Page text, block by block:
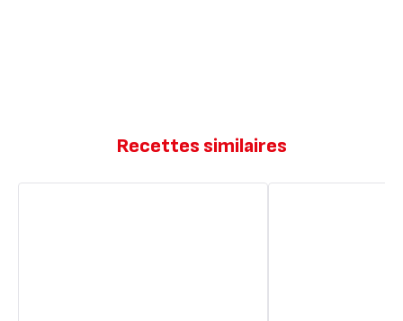
Recettes similaires